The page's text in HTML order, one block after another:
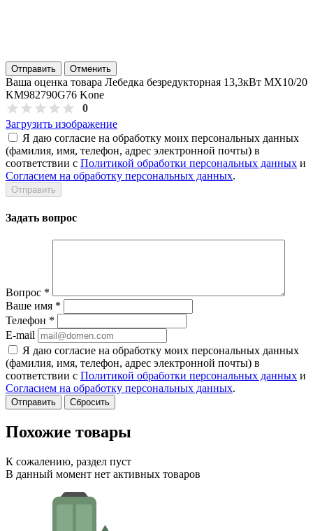
Отправить Отменить
Ваша оценка товара Лебедка безредукторная 13,3кВт MX10/20
KM982790G76 Kone
0
Загрузить изображение
Я даю согласие на обработку моих персональных данных
(фамилия, имя, телефон, адрес электронной почты) в
соответствии с Политикой обработки персональных данных и
Согласием на обработку персональных данных.
Задать вопрос
Вопрос *
Ваше имя *
Телефон *
E-mail
Я даю согласие на обработку моих персональных данных
(фамилия, имя, телефон, адрес электронной почты) в
соответствии с Политикой обработки персональных данных и
Согласием на обработку персональных данных.
Сбросить
Похожие товары
К сожалению, раздел пуст
В данный момент нет активных товаров